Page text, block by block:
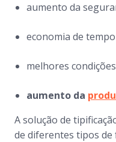
aumento da
economia de
melhores
aumento da
A solução de
de diferentes tipos